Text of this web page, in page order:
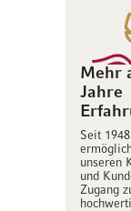
Mehr
Jahre
Seit 1948
unseren
und
Zugang